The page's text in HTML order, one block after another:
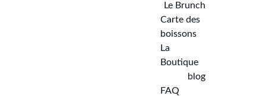
Le Brunch
Carte des
boissons
La
Boutique
blog
FAQ